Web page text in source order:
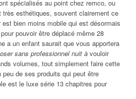
spécialisés au point chez remco, ou
très esthétiques, souvent clairement ce
bien moins mobile qui est désormais
pouvoir être déplacé même 28
a un enfant saurait que vous apportera
sans professionnel nuit à vouloir
volumes, tout simplement faire cette
de ses produits qui peut être
est le luxe série 13 chapitres pour